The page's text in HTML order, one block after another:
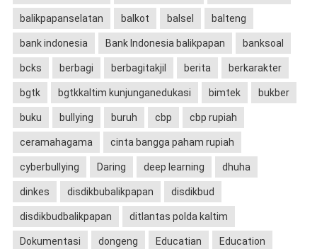
balikpapanselatan balkot balsel balteng
bank indonesia Bank Indonesia balikpapan banksoal
bcks berbagi berbagitakjil berita berkarakter
bgtk bgtkkaltim kunjunganedukasi bimtek bukber
buku bullying buruh cbp cbp rupiah
ceramahagama cinta bangga paham rupiah
cyberbullying Daring deep learning dhuha
dinkes disdikbubalikpapan disdikbud
disdikbudbalikpapan ditlantas polda kaltim
Dokumentasi dongeng Educatian Education